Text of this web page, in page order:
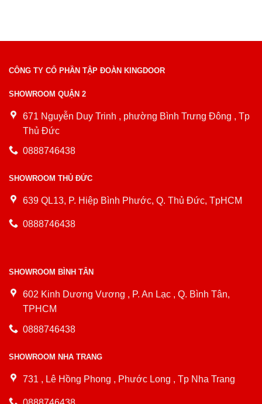
CÔNG TY CỔ PHẦN TẬP ĐOÀN KINGDOOR
SHOWROOM QUẬN 2
671 Nguyễn Duy Trinh , phường Bình Trưng Đông , Tp
Thủ Đức
0888746438
SHOWROOM THỦ ĐỨC
639 QL13, P. Hiệp Bình Phước, Q. Thủ Đức, TpHCM
0888746438
SHOWROOM BÌNH TÂN
602 Kinh Dương Vương , P. An Lạc , Q. Bình Tân,
TPHCM
0888746438
SHOWROOM NHA TRANG
731 , Lê Hồng Phong , Phước Long , Tp Nha Trang